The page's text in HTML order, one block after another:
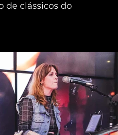
de clássicos do